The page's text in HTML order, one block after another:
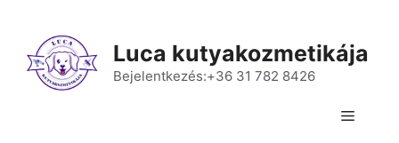
Luca kutyakozmetikája
Bejelentkezés:+36 31 782 8426